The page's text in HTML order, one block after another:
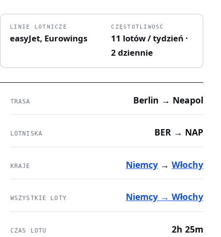
LINIE LOTNICZE
easyJet, Eurowings
CZĘSTOTLIWOŚĆ
11 lotów / tydzień ·
2 dziennie
TRASA Berlin → Neapol
LOTNISKA BER → NAP
KRAJE Niemcy →Włochy
WSZYSTKIE LOTY Niemcy → Włochy
CZAS LOTU 2h 25m